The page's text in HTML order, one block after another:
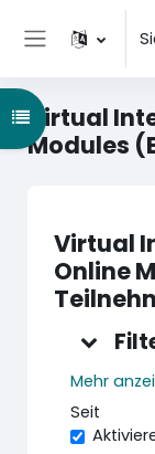
Zum Hauptinhalt
Virtual
Modules
Kursindex öffnen
Virtual
Online
Filter
Filter
Mehr
Seit
Seit